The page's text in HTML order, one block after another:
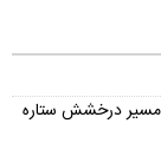
مسیر درخشش ستاره